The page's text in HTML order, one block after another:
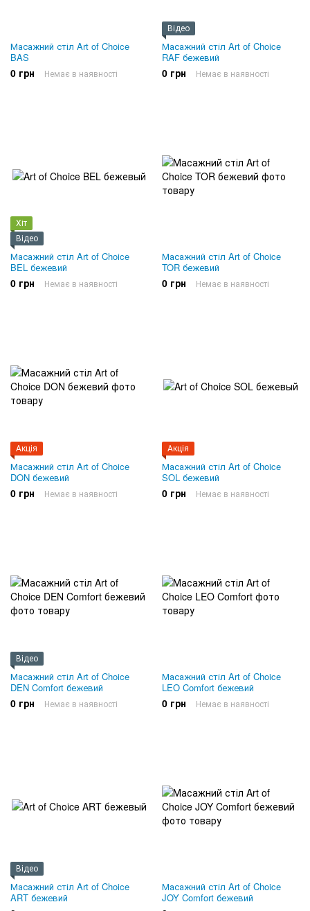
Масажний стіл Art of Choice
BAS
0 грн Немає в наявності
Відео
Масажний стіл Art of Choice
RAF бежевий
0 грн Немає в наявності
Хіт
Відео
Масажний стіл Art of Choice
BEL бежевий
0 грн Немає в наявності
Масажний стіл Art of Choice
TOR бежевий
0 грн Немає в наявності
Акція
Масажний стіл Art of Choice
DON бежевий
0 грн Немає в наявності
Акція
Масажний стіл Art of Choice
SOL бежевий
0 грн Немає в наявності
Відео
Масажний стіл Art of Choice
DEN Comfort бежевий
0 грн Немає в наявності
Масажний стіл Art of Choice
LEO Comfort бежевий
0 грн Немає в наявності
Відео
Масажний стіл Art of Choice
ART бежевий
Масажний стіл Art of Choice
JOY Comfort бежевий